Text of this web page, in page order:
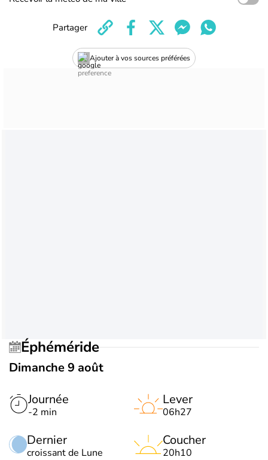
Ajouter à vos sources préférées
Partager
Éphéméride
Dimanche 9 août
Journée
-2 min
Dernier
croissant de Lune
Lever
06h27
Coucher
20h10